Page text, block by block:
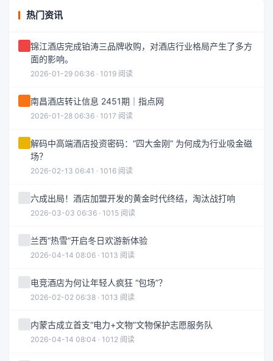
热门资讯
锦江酒店完成铂涛三品牌收购，对酒店行业格局产生了多方
面的影响。
2026-01-29 06:36 · 1019 阅读
南昌酒店转让信息 2451期｜指点网
2026-01-28 06:36 · 1017 阅读
解码中高端酒店投资密码：“四大金刚” 为何成为行业吸金磁
场？
2026-02-13 06:41 · 1016 阅读
六成出局！酒店加盟开发的黄金时代终结，淘汰战打响
2026-03-03 06:36 · 1015 阅读
兰西“热雪”开启冬日欢游新体验
2026-04-14 08:06 · 1013 阅读
电竞酒店为何让年轻人疯狂 “包场”？
2026-02-02 06:38 · 1013 阅读
内蒙古成立首支“电力+文物”文物保护志愿服务队
2026-04-14 08:04 · 1012 阅读